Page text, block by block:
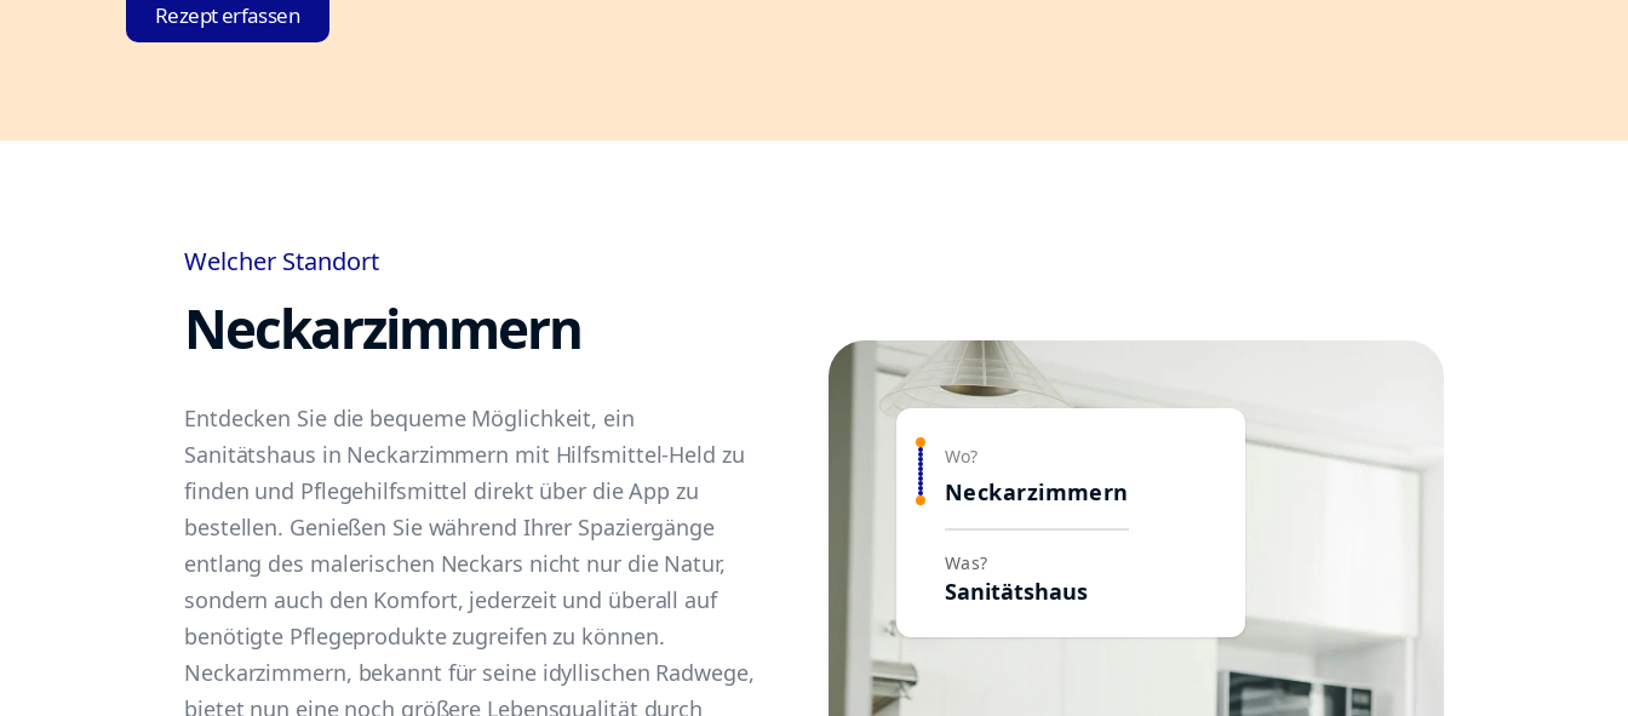
Rezept erfassen
Welcher Standort
Neckarzimmern
Entdecken Sie die bequeme Möglichkeit, ein
Sanitätshaus in Neckarzimmern mit Hilfsmittel-Held zu
finden und Pflegehilfsmittel direkt über die App zu
bestellen. Genießen Sie während Ihrer Spaziergänge
entlang des malerischen Neckars nicht nur die Natur,
sondern auch den Komfort, jederzeit und überall auf
benötigte Pflegeprodukte zugreifen zu können.
Neckarzimmern, bekannt für seine idyllischen Radwege,
bietet nun eine noch größere Lebensqualität durch
Wo?
Neckarzimmern
Was?
Sanitätshaus